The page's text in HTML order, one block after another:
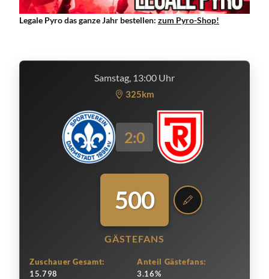
Legale Pyro das ganze Jahr bestellen: zum Pyro-Shop!
Samstag, 13:00 Uhr
325km
2:0
500
GÄSTEFANS
Zuschauer Gesamt:
15.798
Anteil Gästefans:
3.16%